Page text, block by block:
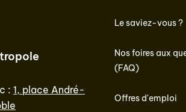
: 1, place André-
Le saviez-vous ?
Nos foires aux
(FAQ)
Offres d'emploi